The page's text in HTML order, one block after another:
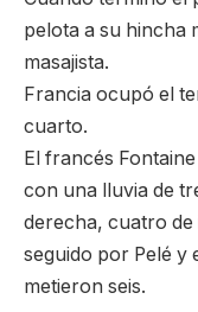
pelota a su hincha
masajista.
Francia ocupó el
cuarto.
El francés
con una lluvia de
derecha, cuatro de
seguido por Pelé y
metieron seis.